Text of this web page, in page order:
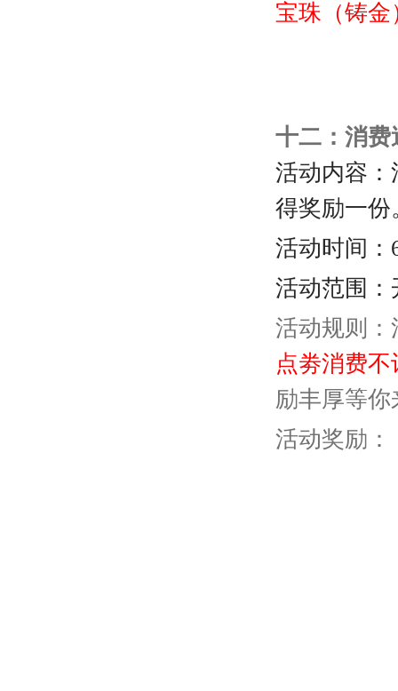
宝珠（铸
十二：消费
活动内容
得奖励一份
活动时间：
活动范围：
活动规则
点劵消费
励丰厚等你
活动奖励：